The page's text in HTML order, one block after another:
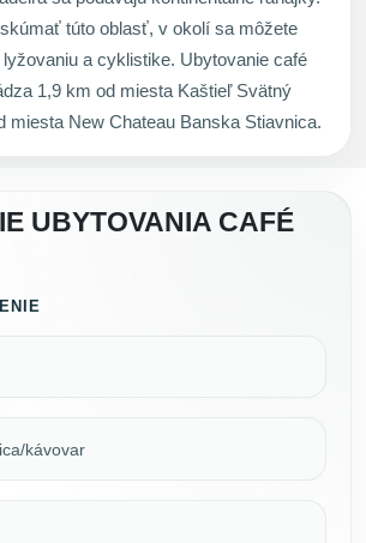
túto oblasť, v okolí sa môžete
a cyklistike. Ubytovanie café
1,9 km od miesta Kaštieľ Svätný
miesta New Chateau Banska Stiavnica.
UBYTOVANIA CAFÉ
kávovar